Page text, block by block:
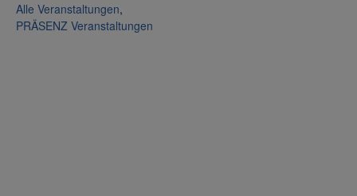
Alle Veranstaltungen,
PRÄSENZ Veranstaltungen